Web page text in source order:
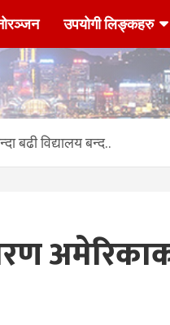
उपयोगी लिङ्कहरु
बढी विद्यालय बन्द..